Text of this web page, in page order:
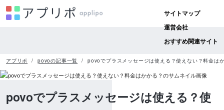
サイトマップ
運営会社
おすすめ関連サイト
アプリポ povoの記事一覧 povoでプラスメッセージは使える？使えない？料金は
povoでプラスメッセージは使える？使